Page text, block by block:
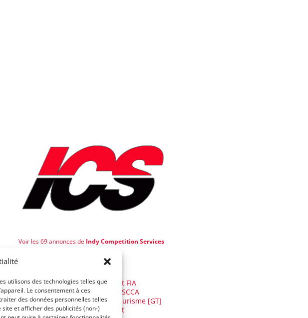
utilisons des technologies telles que
Le consentement à ces
des données personnelles telles
et afficher des publicités (non-)
Voir les 69 annonces de Indy Competition Services
Publié: 8 novembre 2019 (il y a 7 ans)
GT Circuit FIA
GT IMSA-SCCA
Grand Tourisme [GT]
GT Circuit